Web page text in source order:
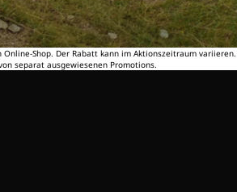
Shop. Der Rabatt kann im Aktionszeitraum
separat ausgewiesenen Promotions.